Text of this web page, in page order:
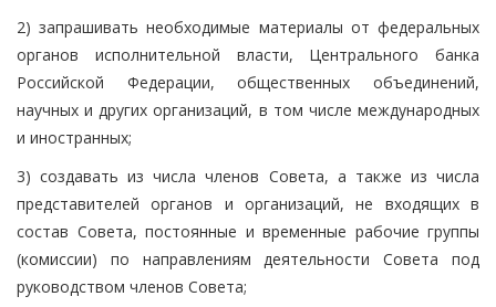
2) запрашивать необходимые материалы от федеральных
органов исполнительной власти, Центрального банка
Российской Федерации, общественных объединений,
научных и других организаций, в том числе международных
и иностранных;
3) создавать из числа членов Совета, а также из числа
представителей органов и организаций, не входящих в
состав Совета, постоянные и временные рабочие группы
(комиссии) по направлениям деятельности Совета под
руководством членов Совета;